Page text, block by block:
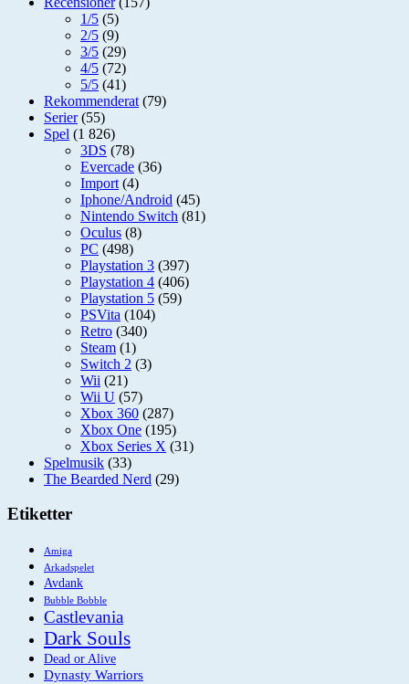
1/5 (5)
2/5 (9)
3/5 (29)
4/5 (72)
5/5 (41)
Rekommenderat (79)
Serier(55)
Spel (1 826)
3DS (78)
Evercade (36)
Import (4)
Iphone/Android (45)
Nintendo Switch (81)
Oculus (8)
PC (498)
Playstation 3 (397)
Playstation 4 (406)
Playstation 5 (59)
PSVita (104)
Retro (340)
Steam (1)
Switch 2 (3)
Wii (21)
Wii U (57)
Xbox 360 (287)
Xbox One (195)
Xbox Series X (31)
Spelmusik (33)
The Bearded Nerd (29)
Etiketter
Amiga
Arkadspelet
Avdank
Bubble Bobble
Castlevania
Dark Souls
Dead or Alive
Dynasty Warriors